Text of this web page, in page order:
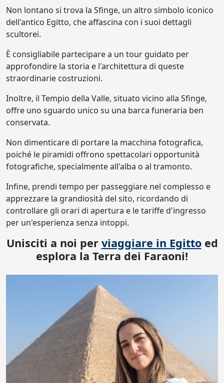
Non lontano si trova la Sfinge, un altro simbolo iconico
dell'antico Egitto, che affascina con i suoi dettagli
scultorei.
È consigliabile partecipare a un tour guidato per
approfondire la storia e l'architettura di queste
straordinarie costruzioni.
Inoltre, il Tempio della Valle, situato vicino alla Sfinge,
offre uno sguardo unico su una barca funeraria ben
conservata.
Non dimenticare di portare la macchina fotografica,
poiché le piramidi offrono spettacolari opportunità
fotografiche, specialmente all'alba o al tramonto.
Infine, prendi tempo per passeggiare nel complesso e
apprezzare la grandiosità del sito, ricordando di
controllare gli orari di apertura e le tariffe d'ingresso
per un'esperienza senza intoppi.
Unisciti a noi per viaggiare in Egittoed
esplora la Terra dei Faraoni!